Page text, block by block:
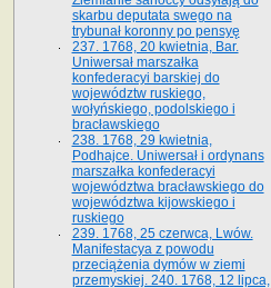
skarbu deputata swego na
trybunał koronny po pensyę
237. 1768, 20 kwietnia, Bar.
Uniwersał marszałka
konfederacyi barskiej do
województw ruskiego,
wołyńskiego, podolskiego i
bracławskiego
238. 1768, 29 kwietnia,
Podhajce. Uniwersał i ordynans
marszałka konfederacyi
województwa bracławskiego do
wo­jewództwa kijowskiego i
ruskiego
239. 1768, 25 czerwca, Lwów.
Manifestacya z powodu
przeciążenia dymów w ziemi
przemyskiej. 240. 1768, 12 lipca,